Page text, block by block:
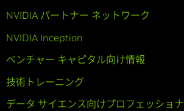
NVIDIA パートナー ネットワーク
NVIDIA Inception
ベンチャー キャピタル向け情報
技術トレーニング
データ サイエンス向けプロフェッショ